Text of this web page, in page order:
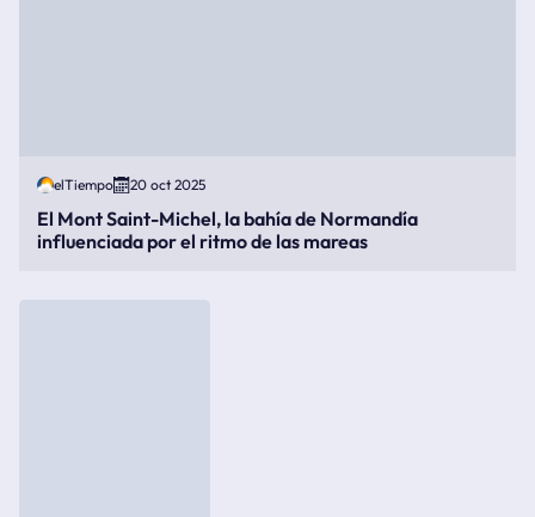
elTiempo 20 oct 2025
El Mont Saint-Michel, la bahía de Normandía
influenciada por el ritmo de las mareas